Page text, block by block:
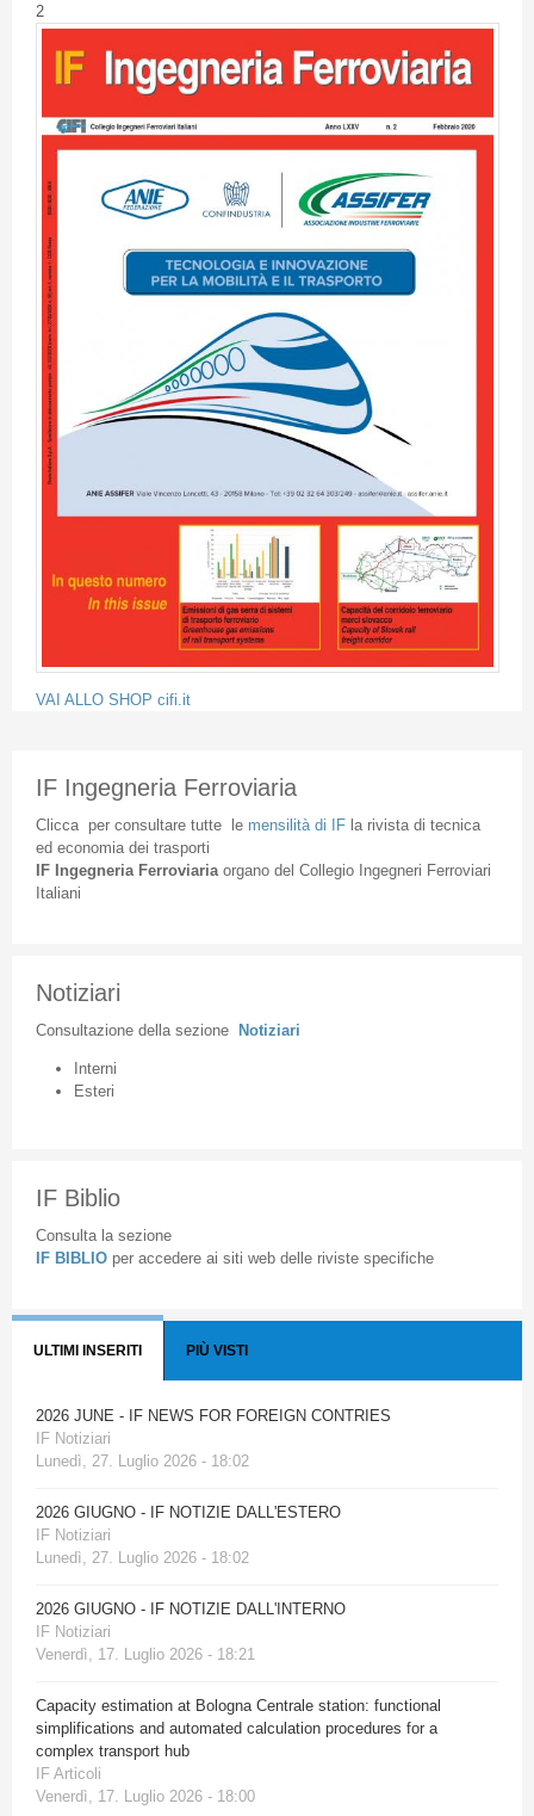
2
VAI ALLO SHOP cifi.it
IF Ingegneria Ferroviaria
Cliccaper consultare tuttele mensilità di IFla rivista di tecnica
ed economia dei trasporti
IF Ingegneria Ferroviaria organodel Collegio Ingegneri Ferroviari
Italiani
Notiziari
Consultazione della sezione Notiziari
Interni
Esteri
IF Biblio
Consulta la sezione
IF BIBLIO per accedere ai siti web delle riviste specifiche
ULTIMI INSERITI PIÙ VISTI
2026 JUNE - IF NEWS FOR FOREIGN CONTRIES
IF Notiziari
Lunedì, 27. Luglio 2026 - 18:02
2026 GIUGNO - IF NOTIZIE DALL'ESTERO
IF Notiziari
Lunedì, 27. Luglio 2026 - 18:02
2026 GIUGNO - IF NOTIZIE DALL'INTERNO
IF Notiziari
Venerdì, 17. Luglio 2026 - 18:21
Capacity estimation at Bologna Centrale station: functional
simplifications and automated calculation procedures for a
complex transport hub
IF Articoli
Venerdì, 17. Luglio 2026 - 18:00